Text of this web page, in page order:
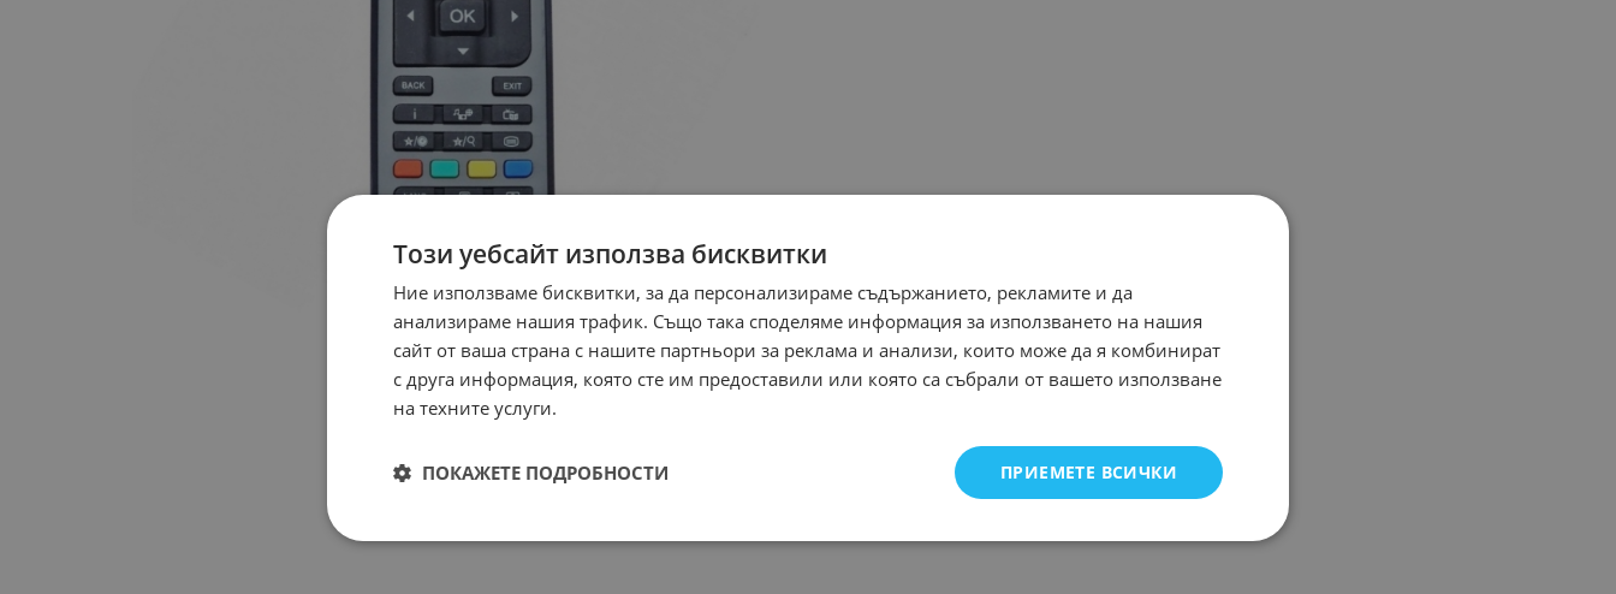
Този уебсайт използва бисквитки
Ние използваме бисквитки, за да персонализираме съдържанието, рекламите и да
анализираме нашия трафик. Също така споделяме информация за използването на нашия
сайт от ваша страна с нашите партньори за реклама и анализи, които може да я комбинират
с друга информация, която сте им предоставили или която са събрали от вашето използване
на техните услуги.
ПРИЕМЕТЕ ВСИЧКИ
ПОКАЖЕТЕ ПОДРОБНОСТИ